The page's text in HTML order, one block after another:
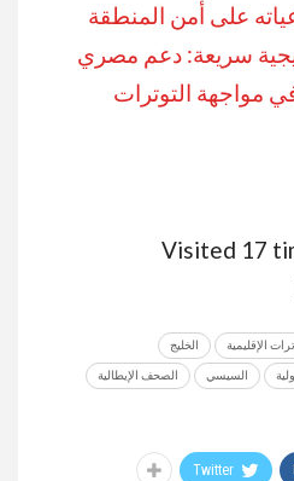
على أمن المنطقة
سريعة: دعم مصري
مواجهة التوترات
Visited 17
الإقليمية الخليج
السيسي الصحف الإيطالية
Twitter